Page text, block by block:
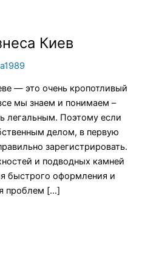
Киев
— это очень кропотливый
мы знаем и понимаем –
легальным. Поэтому если
делом, в первую
зарегистрировать.
и подводных камней
быстрого оформления и
проблем […]